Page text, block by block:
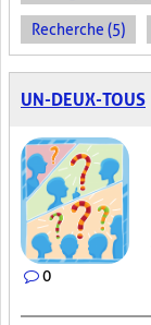
Recherche (5)
UN-DEUX-TOUS
0